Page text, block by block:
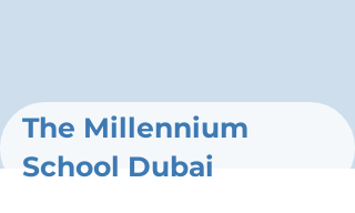
The Millennium
School Dubai